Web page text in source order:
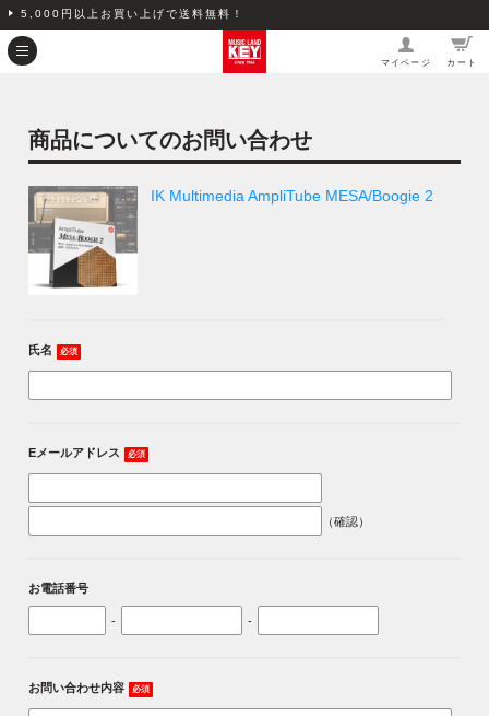
5,000円以上お買い上げで送料無料！
マイページ カート
商品についてのお問い合わせ
IK Multimedia AmpliTube MESA/Boogie 2
氏名 必須
Eメールアドレス 必須
（確認）
お電話番号
- -
お問い合わせ内容 必須